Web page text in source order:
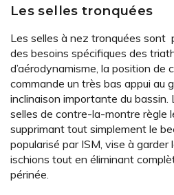
Les selles tronquées
Les selles à nez tronquées sont
des besoins spécifiques des
d’aérodynamisme, la position de
commande un très bas appui au
inclinaison importante du bassin.
selles de contre-la-montre règle
supprimant tout simplement le
popularisé par ISM, vise à garder
ischions tout en éliminant
périnée.